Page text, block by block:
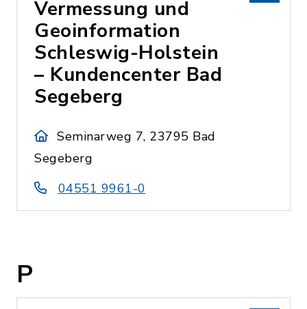
Vermessung und
Geoinformation
Schleswig-Holstein
– Kundencenter Bad
Segeberg
Seminarweg 7, 23795 Bad
Segeberg
04551 9961-0
P